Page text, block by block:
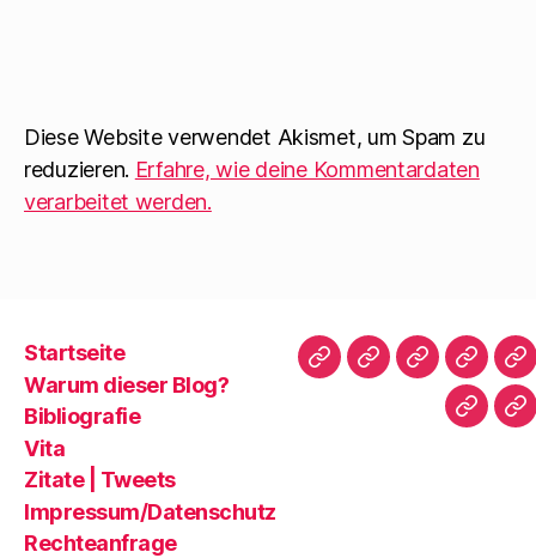
Diese Website verwendet Akismet, um Spam zu
reduzieren. Erfahre, wie deine Kommentardaten
verarbeitet werden.
Startseite
Warum dieser Blog?
Bibliografie
Vita
Zitate | Tweets
Impressum/Datenschutz
Rechteanfrage
Startseite
WarumBibliografie
Vita
|